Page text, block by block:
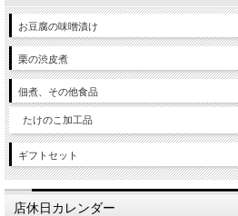
お豆腐の味噌漬け
栗の渋皮煮
佃煮、その他食品
たけのこ加工品
ギフトセット
店休日カレンダー